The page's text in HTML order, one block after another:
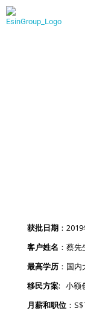
获批日期 ：
客户姓名 ：蔡先
最高学历 ：国
移民方案: 小额
月薪和职位 ：